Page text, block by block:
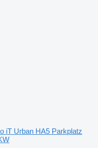
iT Urban HA5 Parkplatz